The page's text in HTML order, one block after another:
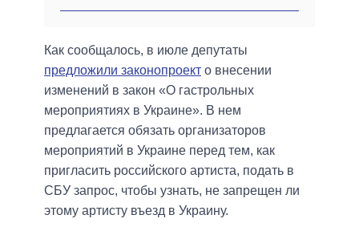
Как сообщалось, в июле депутаты
предложили законопроект о внесении
изменений в закон «О гастрольных
мероприятиях в Украине». В нем
предлагается обязать организаторов
мероприятий в Украине перед тем, как
пригласить российского артиста, подать в
СБУ запрос, чтобы узнать, не запрещен ли
этому артисту въезд в Украину.